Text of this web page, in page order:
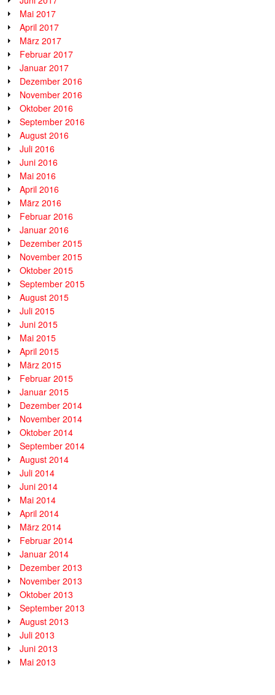
Mai 2017
April 2017
März 2017
Februar 2017
Januar 2017
Dezember 2016
November 2016
Oktober 2016
September 2016
August 2016
Juli 2016
Juni 2016
Mai 2016
April 2016
März 2016
Februar 2016
Januar 2016
Dezember 2015
November 2015
Oktober 2015
September 2015
August 2015
Juli 2015
Juni 2015
Mai 2015
April 2015
März 2015
Februar 2015
Januar 2015
Dezember 2014
November 2014
Oktober 2014
September 2014
August 2014
Juli 2014
Juni 2014
Mai 2014
April 2014
März 2014
Februar 2014
Januar 2014
Dezember 2013
November 2013
Oktober 2013
September 2013
August 2013
Juli 2013
Juni 2013
Mai 2013